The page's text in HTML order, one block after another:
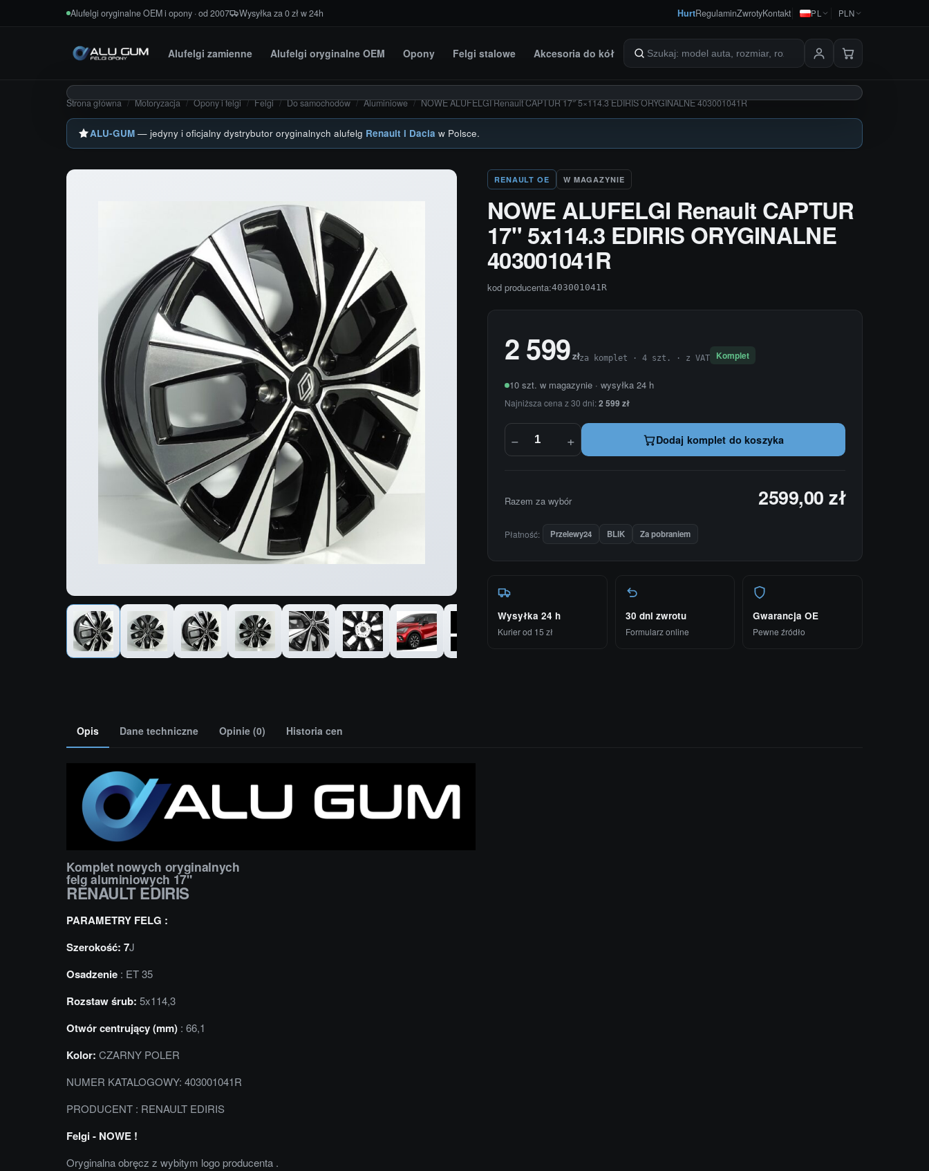
Przejdź do treściAlufelgi oryginalne OEM i opony · od 2007 Wysyłka za 0 zł w 24h HurtRegulaminZwrotyKontakt PL PLN
Alufelgi zamienne Alufelgi oryginalne OEM Opony Felgi stalowe Akcesoria do kół Szukaj produktów
Strona główna / Motoryzacja / Opony i felgi / Felgi / Do samochodów / Aluminiowe / NOWE ALUFELGI Renault CAPTUR 17″ 5×114.3 EDIRIS ORYGINALNE 403001041R
ALU-GUM — jedyny i oficjalny dystrybutor oryginalnych alufelg Renault i Dacia w Polsce.
RENAULT OE W MAGAZYNIE
NOWE ALUFELGI Renault CAPTUR
17" 5x114.3 EDIRIS ORYGINALNE
403001041R
kod producenta:403001041R
2 599złza komplet · 4 szt. · z VAT Komplet
10 szt. w magazynie · wysyłka 24 h
Najniższa cena z 30 dni:2 599 zł
− + Dodaj komplet do koszyka
Razem za wybór 2599,00 zł
Płatność: Przelewy24 BLIK Za pobraniem
Wysyłka 24 h
Kurier od 15 zł
30 dni zwrotu
Formularz online
Gwarancja OE
Pewne źródło
Opis Dane techniczne Opinie (0) Historia cen
Komplet nowych oryginalnych
felg aluminiowych 17"
RENAULT EDIRIS
PARAMETRY FELG :
Szerokość: 7J
Osadzenie : ET 35
Rozstaw śrub: 5x114,3
Otwór centrujący (mm) : 66,1
Kolor: CZARNY POLER
NUMER KATALOGOWY: 403001041R
PRODUCENT : RENAULT EDIRIS
Felgi - NOWE !
Oryginalna obręcz z wybitym logo producenta .